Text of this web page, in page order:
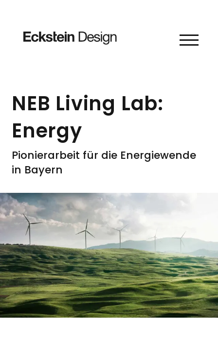
NEB Living Lab:
Energy
Pionierarbeit für die Energiewende
in Bayern